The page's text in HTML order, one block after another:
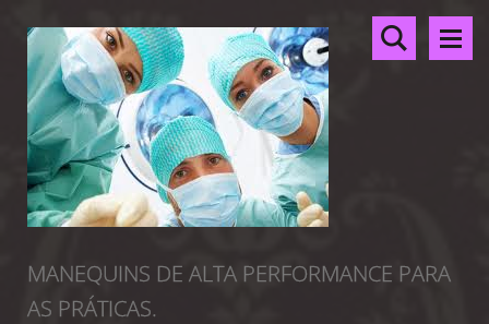
MANEQUINS DE ALTA PERFORMANCE PARA
AS PRÁTICAS.